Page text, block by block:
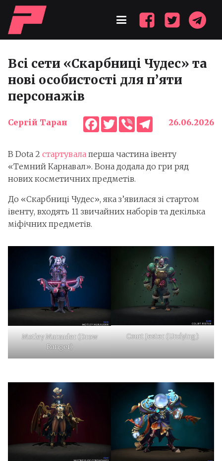
Всі сети «Скарбниці Чудес» та
нові особистості для п’яти
персонажів
Сергій Таран Facebook
TwitterViber Telegram
26.06.2026
В Dota 2 стартувала перша частина івенту
«Темний Карнавал». Вона додала до гри ряд
нових косметичних предметів.
До «Скарбниці Чудес», яка з’явилася зі стартом
івенту, входять 11 звичайних наборів та декілька
міфічних предметів.
Motley Marauder (Drow
Ranger)
Court Jester (Undying)